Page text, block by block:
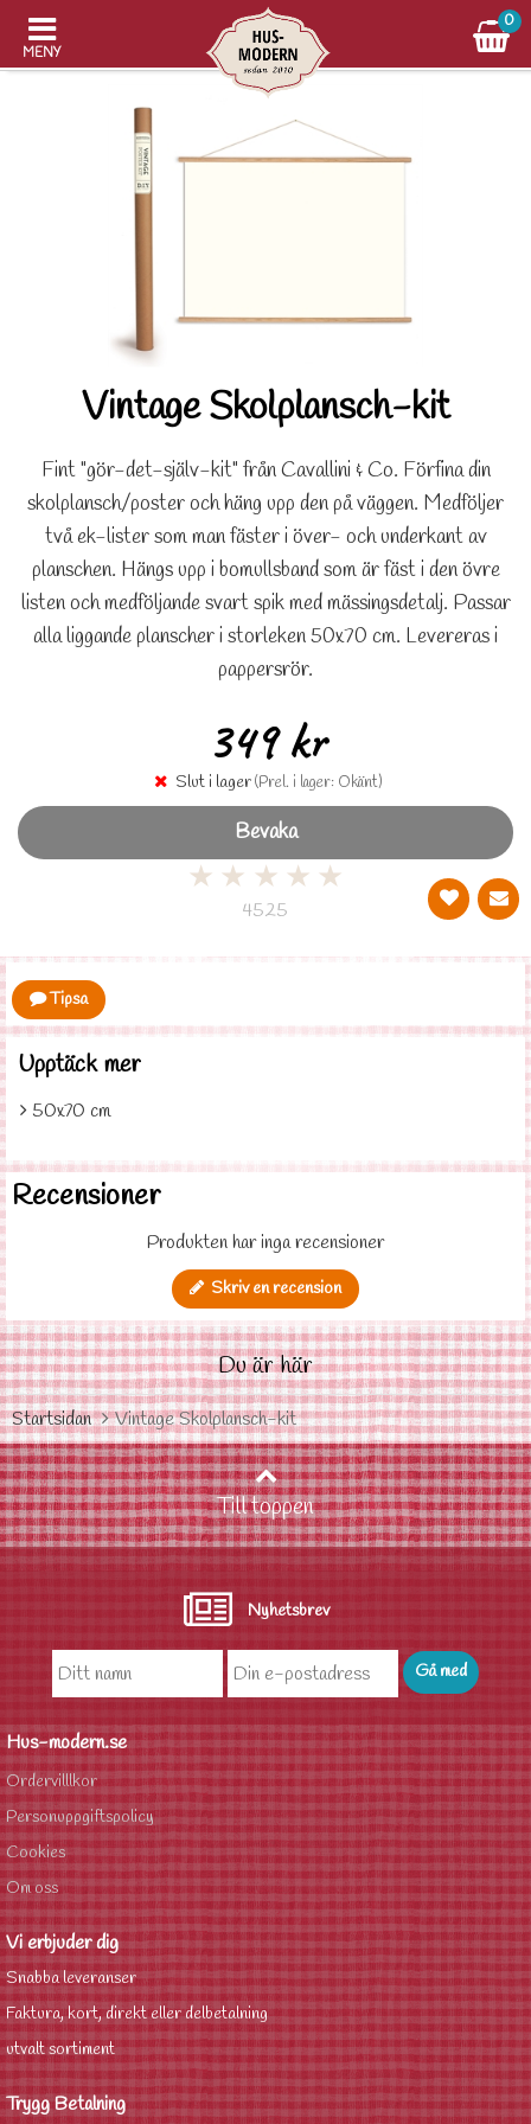
MENY
0
Vintage Skolplansch-kit
Fint "gör-det-själv-kit" från Cavallini & Co. Förfina din
skolplansch/poster och häng upp den på väggen. Medföljer
två ek-lister som man fäster i över- och underkant av
planschen. Hängs upp i bomullsband som är fäst i den övre
listen och medföljande svart spik med mässingsdetalj. Passar
alla liggande planscher i storleken 50x70 cm. Levereras i
pappersrör.
349 kr
Slut i lager(Prel. i lager: Okänt)
Bevaka
★ ★ ★ ★ ★
4525
Tipsa
Upptäck mer
50x70 cm
Recensioner
Produkten har inga recensioner
Skriv en recension
Du är här
Startsidan Vintage Skolplansch-kit
Till toppen
Nyhetsbrev
Hus-modern.se
Ordervilllkor
Personuppgiftspolicy
Cookies
Om oss
Vi erbjuder dig
Snabba leveranser
Faktura, kort, direkt eller delbetalning
utvalt sortiment
Trygg Betalning